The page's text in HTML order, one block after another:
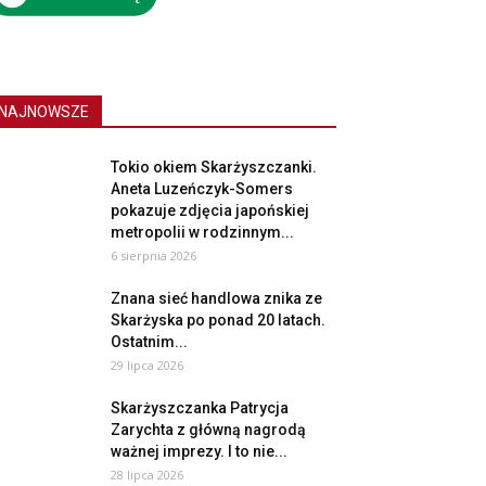
NAJNOWSZE
Tokio okiem Skarżyszczanki.
Aneta Luzeńczyk-Somers
pokazuje zdjęcia japońskiej
metropolii w rodzinnym...
6 sierpnia 2026
Znana sieć handlowa znika ze
Skarżyska po ponad 20 latach.
Ostatnim...
29 lipca 2026
Skarżyszczanka Patrycja
Zarychta z główną nagrodą
ważnej imprezy. I to nie...
28 lipca 2026